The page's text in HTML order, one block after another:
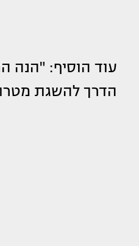
עוד הוסיף: "הנה
הדרך להשגת